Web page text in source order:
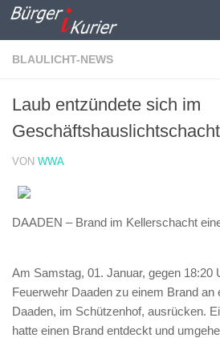
Zum Inhalt springen
BLAULICHT-NEWS
Laub entzündete sich im
VON WWA
DAADEN – Brand im Kellerschacht
Am Samstag, 01. Januar, gegen 18:20
Feuerwehr Daaden zu einem Brand
Daaden, im Schützenhof, ausrücken.
hatte einen Brand entdeckt und